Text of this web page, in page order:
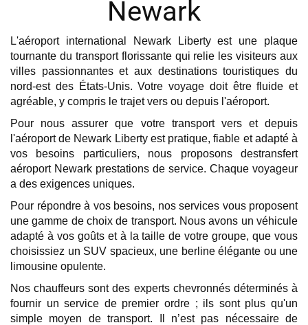
Newark
L'aéroport international Newark Liberty est une plaque
tournante du transport florissante qui relie les visiteurs aux
villes passionnantes et aux destinations touristiques du
nord-est des États-Unis. Votre voyage doit être fluide et
agréable, y compris le trajet vers ou depuis l'aéroport.
Pour nous assurer que votre transport vers et depuis
l'aéroport de Newark Liberty est pratique, fiable et adapté à
vos besoins particuliers, nous proposons destransfert
aéroport Newark prestations de service. Chaque voyageur
a des exigences uniques.
Pour répondre à vos besoins, nos services vous proposent
une gamme de choix de transport. Nous avons un véhicule
adapté à vos goûts et à la taille de votre groupe, que vous
choisissiez un SUV spacieux, une berline élégante ou une
limousine opulente.
Nos chauffeurs sont des experts chevronnés déterminés à
fournir un service de premier ordre ; ils sont plus qu'un
simple moyen de transport. Il n’est pas nécessaire de